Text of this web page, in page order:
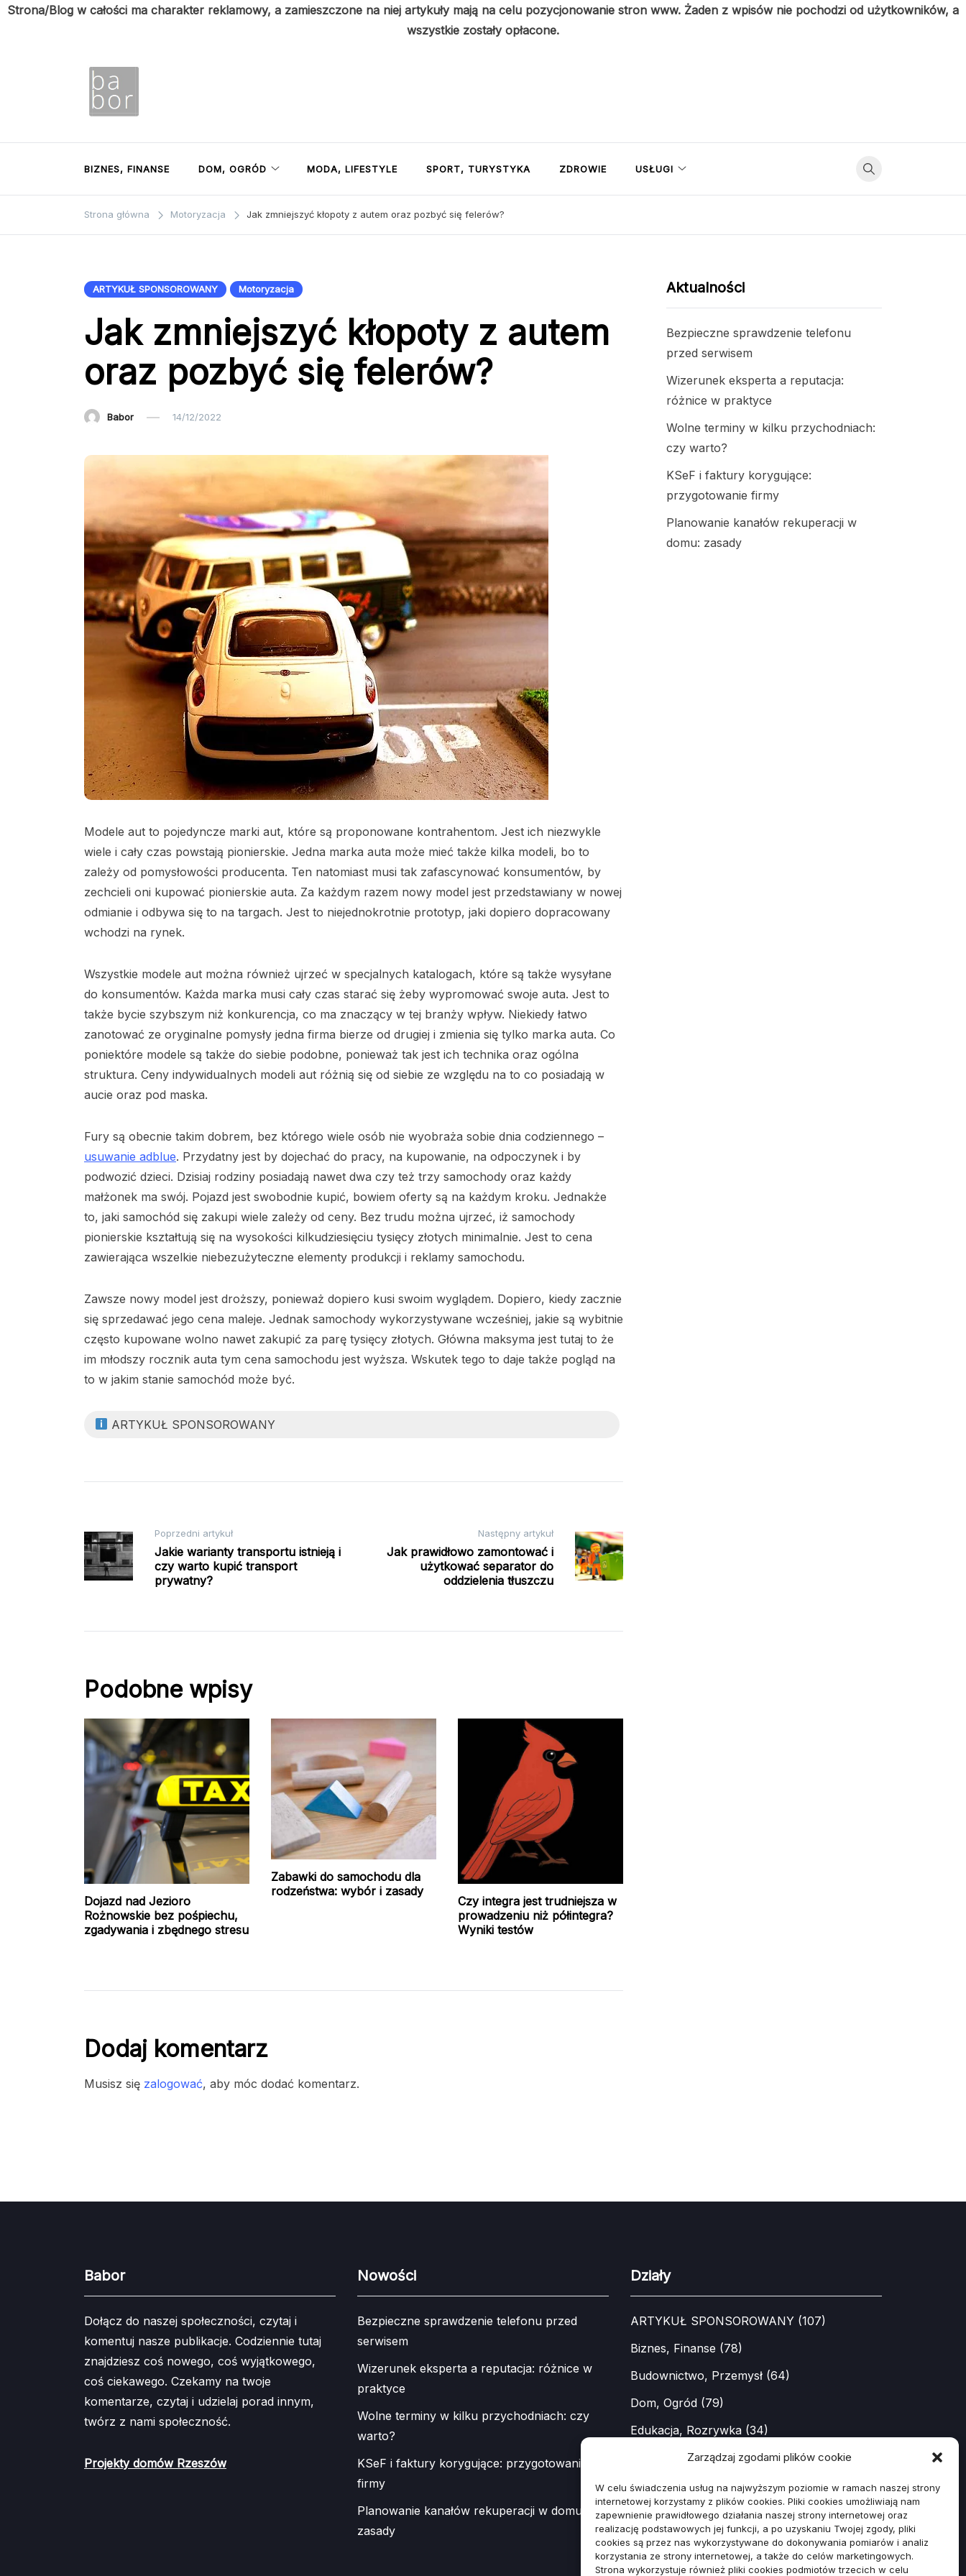
Zarządzaj zgodami plików cookie
W celu świadczenia usług na najwyższym poziomie w ramach naszej strony
internetowej korzystamy z plików cookies. Pliki cookies umożliwiają nam
zapewnienie prawidłowego działania naszej strony internetowej oraz
realizację podstawowych jej funkcji, a po uzyskaniu Twojej zgody, pliki
cookies są przez nas wykorzystywane do dokonywania pomiarów i analiz
korzystania ze strony internetowej, a także do celów marketingowych.
Strona wykorzystuje również pliki cookies podmiotów trzecich w celu
Strona/Blog w całości ma charakter reklamowy, a zamieszczone na niej artykuły mają na celu pozycjonowanie stron www. Żaden z wpisów nie pochodzi od użytkowników, a
wszystkie zostały opłacone.
Babor
BIZNES, FINANSE DOM, OGRÓD MODA, LIFESTYLE SPORT, TURYSTYKA ZDROWIE USŁUGI
Strona główna Motoryzacja Jak zmniejszyć kłopoty z autem oraz pozbyć się felerów?
ARTYKUŁ SPONSOROWANY Motoryzacja
Jak zmniejszyć kłopoty z autem
oraz pozbyć się felerów?
Babor 14/12/2022
Modele aut to pojedyncze marki aut, które są proponowane kontrahentom. Jest ich niezwykle
wiele i cały czas powstają pionierskie. Jedna marka auta może mieć także kilka modeli, bo to
zależy od pomysłowości producenta. Ten natomiast musi tak zafascynować konsumentów, by
zechcieli oni kupować pionierskie auta. Za każdym razem nowy model jest przedstawiany w nowej
odmianie i odbywa się to na targach. Jest to niejednokrotnie prototyp, jaki dopiero dopracowany
wchodzi na rynek.
Wszystkie modele aut można również ujrzeć w specjalnych katalogach, które są także wysyłane
do konsumentów. Każda marka musi cały czas starać się żeby wypromować swoje auta. Jest to
także bycie szybszym niż konkurencja, co ma znaczący w tej branży wpływ. Niekiedy łatwo
zanotować ze oryginalne pomysły jedna firma bierze od drugiej i zmienia się tylko marka auta. Co
poniektóre modele są także do siebie podobne, ponieważ tak jest ich technika oraz ogólna
struktura. Ceny indywidualnych modeli aut różnią się od siebie ze względu na to co posiadają w
aucie oraz pod maska.
Fury są obecnie takim dobrem, bez którego wiele osób nie wyobraża sobie dnia codziennego –
usuwanie adblue. Przydatny jest by dojechać do pracy, na kupowanie, na odpoczynek i by
podwozić dzieci. Dzisiaj rodziny posiadają nawet dwa czy też trzy samochody oraz każdy
małżonek ma swój. Pojazd jest swobodnie kupić, bowiem oferty są na każdym kroku. Jednakże
to, jaki samochód się zakupi wiele zależy od ceny. Bez trudu można ujrzeć, iż samochody
pionierskie kształtują się na wysokości kilkudziesięciu tysięcy złotych minimalnie. Jest to cena
zawierająca wszelkie niebezużyteczne elementy produkcji i reklamy samochodu.
Zawsze nowy model jest droższy, ponieważ dopiero kusi swoim wyglądem. Dopiero, kiedy zacznie
się sprzedawać jego cena maleje. Jednak samochody wykorzystywane wcześniej, jakie są wybitnie
często kupowane wolno nawet zakupić za parę tysięcy złotych. Główna maksyma jest tutaj to że
im młodszy rocznik auta tym cena samochodu jest wyższa. Wskutek tego to daje także pogląd na
to w jakim stanie samochód może być.
ARTYKUŁ SPONSOROWANY
Nawigacja
wpisu
Poprzedni artykuł
Jakie warianty transportu istnieją i
czy warto kupić transport
prywatny?
Następny artykuł
Jak prawidłowo zamontować i
użytkować separator do
oddzielenia tłuszczu
Podobne wpisy
Dojazd nad Jezioro
Rożnowskie bez pośpiechu,
zgadywania i zbędnego stresu
Zabawki do samochodu dla
rodzeństwa: wybór i zasady
Czy integra jest trudniejsza w
prowadzeniu niż półintegra?
Wyniki testów
Dodaj komentarz
Musisz się zalogować, aby móc dodać komentarz.
Aktualności
Bezpieczne sprawdzenie telefonu
przed serwisem
Wizerunek eksperta a reputacja:
różnice w praktyce
Wolne terminy w kilku przychodniach:
czy warto?
KSeF i faktury korygujące:
przygotowanie firmy
Planowanie kanałów rekuperacji w
domu: zasady
Babor
Dołącz do naszej społeczności, czytaj i
komentuj nasze publikacje. Codziennie tutaj
znajdziesz coś nowego, coś wyjątkowego,
coś ciekawego. Czekamy na twoje
komentarze, czytaj i udzielaj porad innym,
twórz z nami społeczność.
Projekty domów Rzeszów
Nowości
Bezpieczne sprawdzenie telefonu przed
serwisem
Wizerunek eksperta a reputacja: różnice w
praktyce
Wolne terminy w kilku przychodniach: czy
warto?
KSeF i faktury korygujące: przygotowanie
firmy
Planowanie kanałów rekuperacji w domu:
zasady
Działy
ARTYKUŁ SPONSOROWANY (107)
Biznes, Finanse (78)
Budownictwo, Przemysł (64)
Dom, Ogród (79)
Edukacja, Rozrywka (34)
Moda, Lifestyle (23)
Motoryzacja(48)
Sport, Turystyka(54)
Technologie(19)